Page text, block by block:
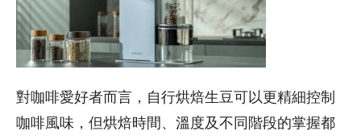
對咖啡愛好者而言，自行烘焙生豆可以更精細控制
咖啡風味，但烘焙時間、溫度及不同階段的掌握都